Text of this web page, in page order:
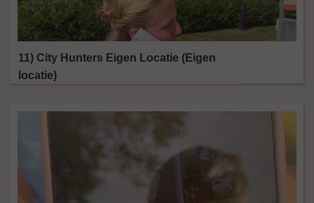
11) City Hunters Eigen Locatie (Eigen
locatie)